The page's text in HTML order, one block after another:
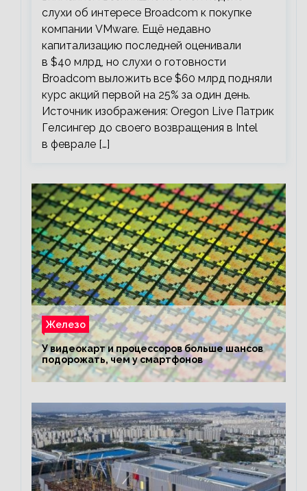
слухи об интересе Broadcom к покупке
компании VMware. Ещё недавно
капитализацию последней оценивали
в $40 млрд, но слухи о готовности
Broadcom выложить все $60 млрд подняли
курс акций первой на 25% за один день.
Источник изображения: Oregon Live Патрик
Гелсингер до своего возвращения в Intel
в феврале […]
Железо
У видеокарт и процессоров больше шансов
подорожать, чем у смартфонов